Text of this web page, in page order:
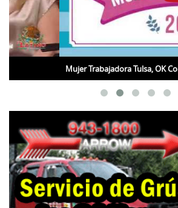
Mujer Trabajadora Tulsa, OK Conference 2018